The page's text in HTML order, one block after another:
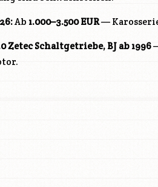
Ab 1.000–3.500 EUR—
Zetec Schaltgetriebe, BJ ab 1996